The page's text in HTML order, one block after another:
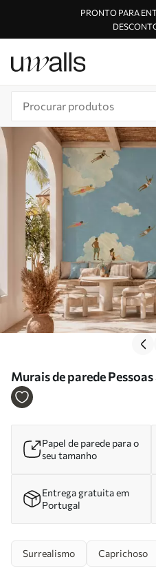
PRONTO PARA
Murais de parede
num céu azul Nr. w05628
Papel de parede para o
seu tamanho
Entrega gratuita em
Portugal
Surrealismo Caprichoso